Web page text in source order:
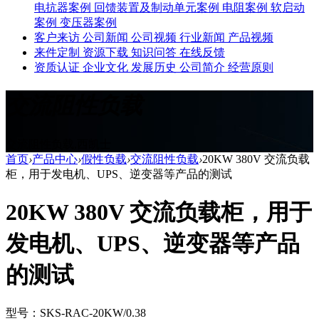
电抗器案例 回馈装置及制动单元案例 电阻案例 软启动
案例 变压器案例
客户来访 公司新闻 公司视频 行业新闻 产品视频
来件定制 资源下载 知识问答 在线反馈
资质认证 企业文化 发展历史 公司简介 经营原则
首页›产品中心›假性负载›交流阻性负载›20KW 380V 交流负载
柜，用于发电机、UPS、逆变器等产品的测试
20KW 380V 交流负载柜，用于
发电机、UPS、逆变器等产品
的测试
型号：SKS-RAC-20KW/0.38